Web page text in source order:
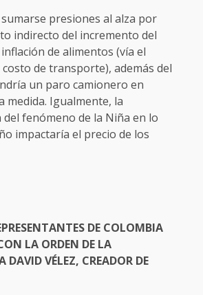
presiones al alza por
indirecto del incremento del
de alimentos (vía el
de transporte), además del
un paro camionero en
medida. Igualmente, la
fenómeno de la Niña en lo
impactaría el precio de los
DE COLOMBIA
LA ORDEN DE LA
DAVID VÉLEZ, CREADOR DE